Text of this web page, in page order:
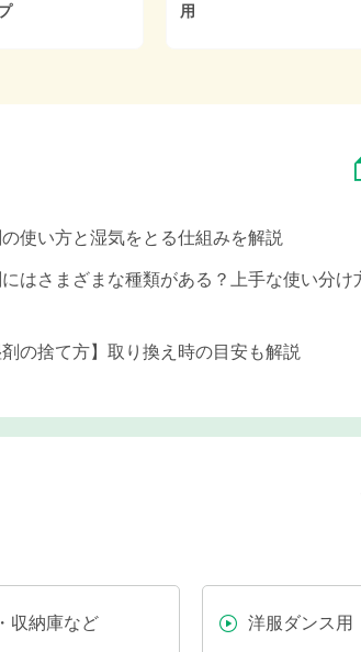
衣装ケース用
使い方と湿気をとる仕組みを解説
にはさまざまな種類がある？上手な使い分け
剤の捨て方】取り換え時の目安も解説
収納庫など 洋服ダンス用